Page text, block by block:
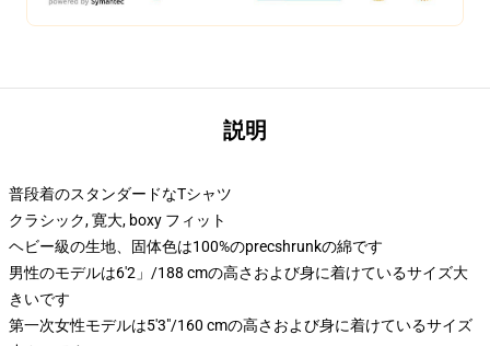
説明
普段着のスタンダードなTシャツ
クラシック, 寛大, boxy フィット
ヘビー級の生地、固体色は100%のprecshrunkの綿です
男性のモデルは6'2」/188 cmの高さおよび身に着けているサイズ大
きいです
第一次女性モデルは5'3"/160 cmの高さおよび身に着けているサイズ